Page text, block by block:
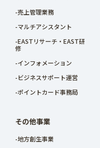
-売上管理業務
-マルチアシスタント
-EASTリサーチ・EAST研
修
-インフォメーション
-ビジネスサポート運営
-ポイントカード事務局
その他事業
-地方創生事業